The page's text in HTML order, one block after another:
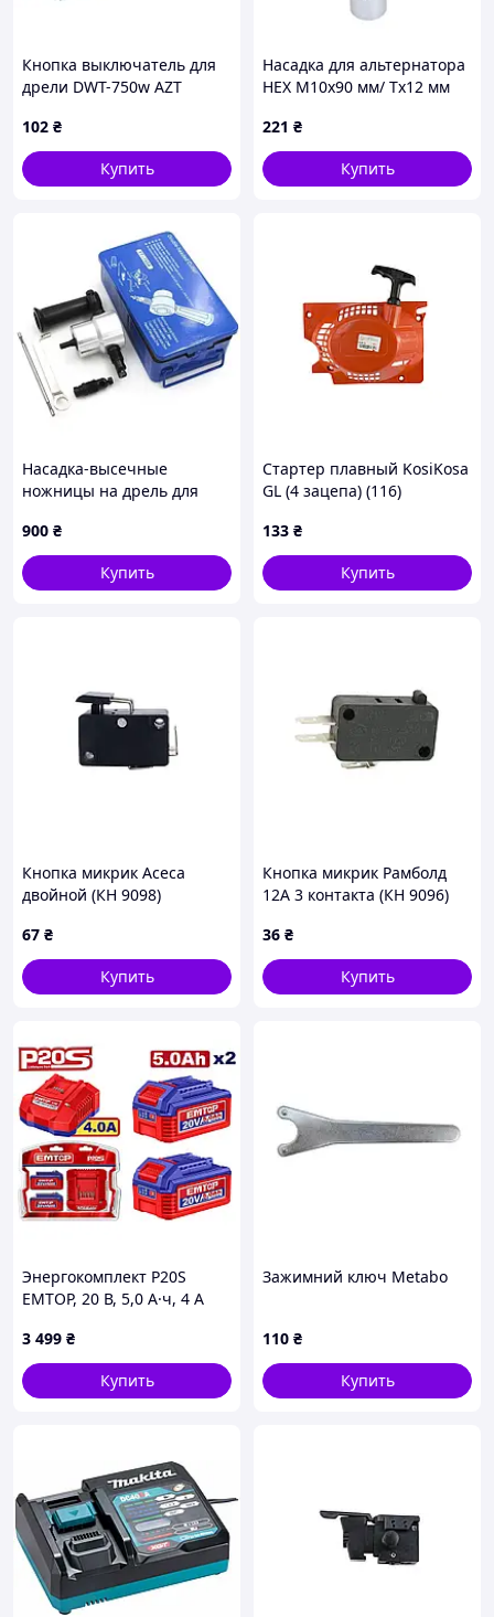
Кнопка выключатель для
дрели DWT-750w AZT
102 ₴
Купить
Насадка для альтернатора
HEX M10x90 мм/ Tx12 мм
XA12H
221 ₴
Купить
Насадка-высечные
ножницы на дрель для
«Сверчок» в кейсе SILVER
OT143 /Svart/ -stunning-
products-for-life-
900 ₴
Купить
Стартер плавный KosiKosa
GL (4 зацепа) (116)
133 ₴
Купить
Кнопка микрик Асеса
двойной (КН 9098)
67 ₴
Купить
Кнопка микрик Рамболд
12А 3 контакта (КН 9096)
36 ₴
Купить
Энергокомплект P20S
EMTOP, 20 В, 5,0 А·ч, 4 А
3 499 ₴
Купить
Зажимний ключ Metabo
110 ₴
Купить